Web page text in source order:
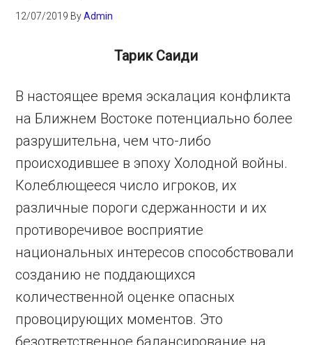
12/07/2019 ByAdmin
Тарик Саиди
В настоящее время эскалация конфликта
на Ближнем Востоке потенциально более
разрушительна, чем что-либо
происходившее в эпоху Холодной войны.
Колеблющееся число игроков, их
различные пороги сдержанности и их
противоречивое восприятие
национальных интересов способствовали
созданию не поддающихся
количественной оценке опасных
провоцирующих моментов. Это
безответственное балансирование на